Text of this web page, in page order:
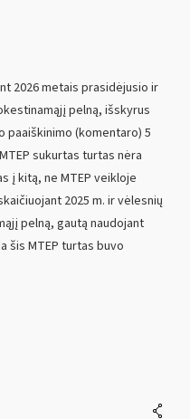
2026 metais prasidėjusio ir
pelną, išskyrus
paaiškinimo (komentaro) 5
sukurtas turtas nėra
į kitą, ne MTEP veikloje
2025 m. ir vėlesnių
pelną, gautą naudojant
šis MTEP turtas buvo